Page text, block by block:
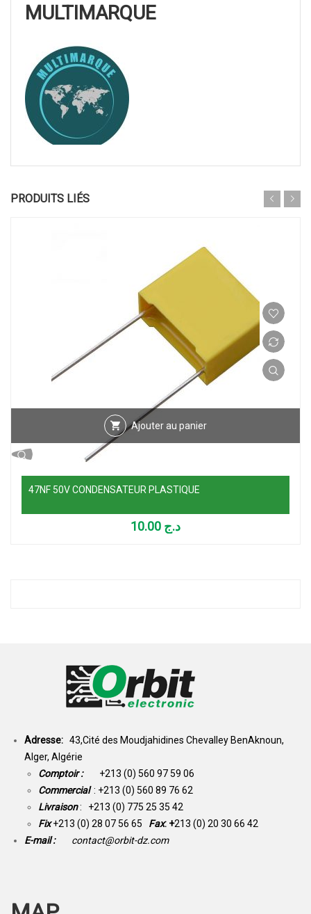
MULTIMARQUE
PRODUITS LIÉS
Ajouter au panier
47NF 50V CONDENSATEUR PLASTIQUE
د.ج
Adresse: 43,Cité des Moudjahidines Chevalley BenAknoun,
Alger, Algérie
Comptoir : +213 (0) 560 97 59 06
Commercial : +213 (0) 560 89 76 62
Livraison: +213 (0) 775 25 35 42
Fix +213 (0) 28 07 56 65 Fax: +213 (0) 20 30 66 42
E-mail :
contact@orbit-dz.com